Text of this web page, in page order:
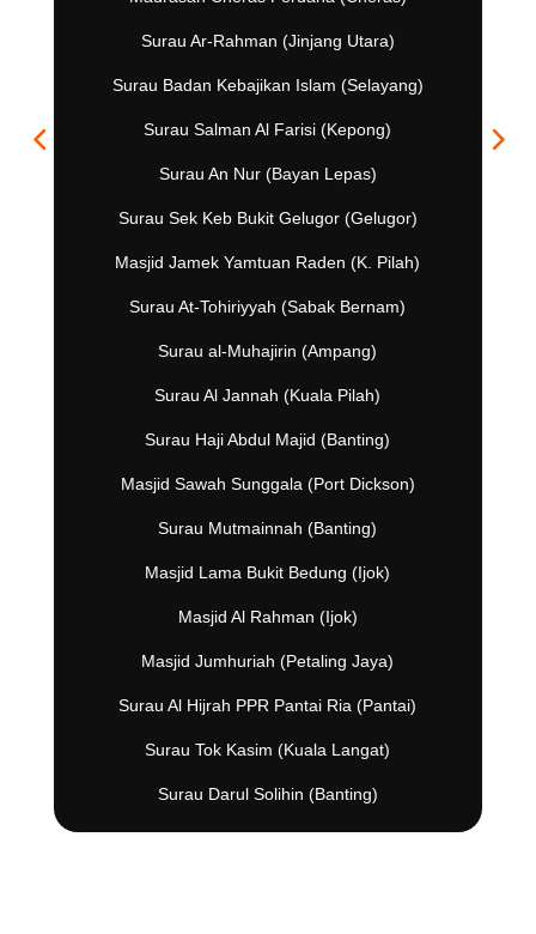
Surau Ar-Rahman (Jinjang Utara)
Surau Badan Kebajikan Islam (Selayang)
Surau Salman Al Farisi (Kepong)
Surau An Nur (Bayan Lepas)
Surau Sek Keb Bukit Gelugor (Gelugor)
Masjid Jamek Yamtuan Raden (K. Pilah)
Surau At-Tohiriyyah (Sabak Bernam)
Surau al-Muhajirin (Ampang)
Surau Al Jannah (Kuala Pilah)
Surau Haji Abdul Majid (Banting)
Masjid Sawah Sunggala (Port Dickson)
Surau Mutmainnah (Banting)
Masjid Lama Bukit Bedung (Ijok)
Masjid Al Rahman (Ijok)
Masjid Jumhuriah (Petaling Jaya)
Surau Al Hijrah PPR Pantai Ria (Pantai)
Surau Tok Kasim (Kuala Langat)
Surau Darul Solihin (Banting)